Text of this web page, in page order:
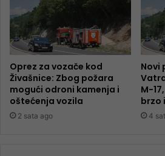
Oprez za vozače kod
Živašnice: Zbog požara
mogući odroni kamenja i
oštećenja vozila
2 sata ago
Novi
M-
brzo
4